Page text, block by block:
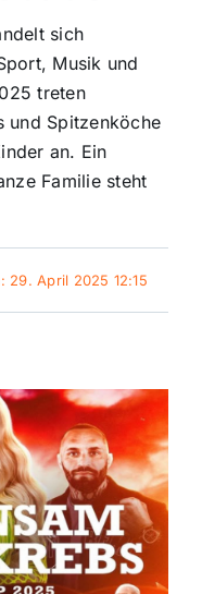
sich
Musik und
treten
und Spitzenköche
an. Ein
Familie steht
29. April 2025 12:15